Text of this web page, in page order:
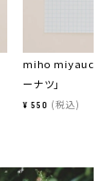
miho miyauchi｜
ーナツ」
¥ 550 税込